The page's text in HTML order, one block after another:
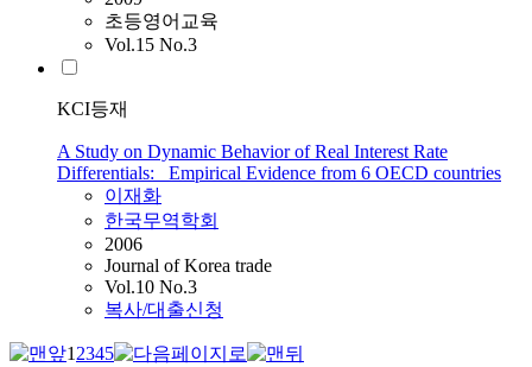
초등영어교육
Vol.15 No.3
KCI등재
A Study on Dynamic Behavior of Real Interest Rate
Differentials: Empirical Evidence from 6 OECD countries
이재화
한국무역학회
2006
Journal of Korea trade
Vol.10 No.3
복사/대출신청
12345